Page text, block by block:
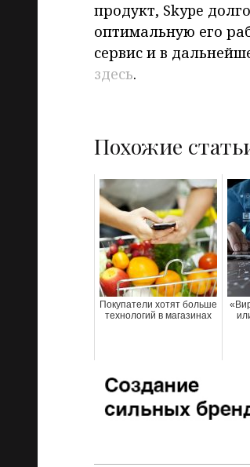
продукт, Skype
оптимальную его
сервис и в
здесь.
Похожие
Покупатели хотят больше
технологий в магазинах